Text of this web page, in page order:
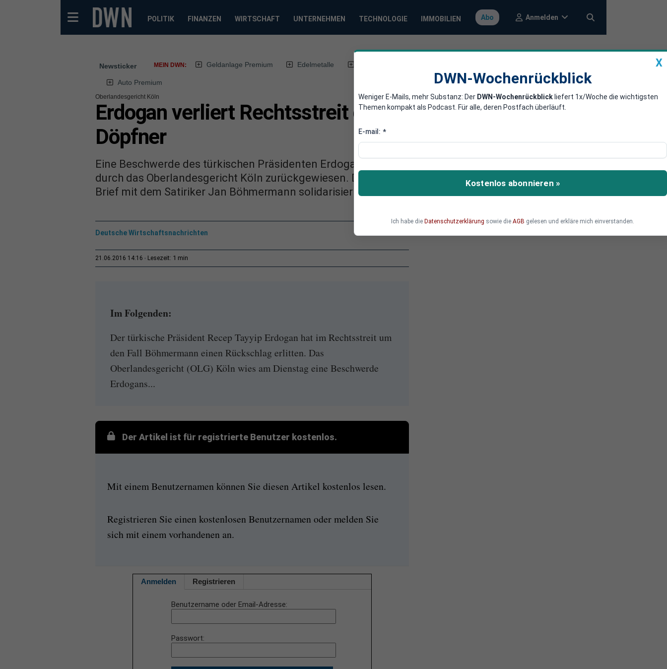
POLITIK FINANZEN WIRTSCHAFT UNTERNEHMEN TECHNOLOGIE IMMOBILIEN Abo Anmelden
Newsticker MEIN DWN: Geldanlage Premium Edelmetalle
Auto Premium
Oberlandesgericht Köln
Erdogan verliert Rechtsstreit gegen Springer-Chef
Döpfner
Eine Beschwerde des türkischen Präsidenten Erdogan gegen Springer-Chef Döpfner wurde
durch das Oberlandesgericht Köln zurückgewiesen. Döpfner hatte sich zuvor in einem offenen
Brief mit dem Satiriker Jan Böhmermann solidarisiert.
Deutsche Wirtschaftsnachrichten
21.06.2016 14:16 Lesezeit: 1 min
Im Folgenden:
Der türkische Präsident Recep Tayyip Erdogan hat im Rechtsstreit um
den Fall Böhmermann einen Rückschlag erlitten. Das
Oberlandesgericht (OLG) Köln wies am Dienstag eine Beschwerde
Erdogans...
Der Artikel ist für registrierte Benutzer kostenlos.
Mit einem Benutzernamen können Sie diesen Artikel kostenlos lesen.
Registrieren Sie einen kostenlosen Benutzernamen oder melden Sie
sich mit einem vorhandenen an.
Anmelden Registrieren
Benutzername oder Email-Adresse
Passwort
X
DWN-Wochenrückblick
Weniger E-Mails, mehr Substanz: Der DWN-Wochenrückblick liefert 1x/Woche die wichtigsten
Themen kompakt als Podcast. Für alle, deren Postfach überläuft.
E-mail: *
Kostenlos abonnieren »
Ich habe die Datenschutzerklärung sowie die AGB gelesen und erkläre mich einverstanden.